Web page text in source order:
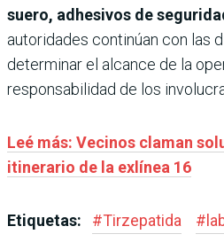
suero, adhesivos de
autoridades continúan con las
determinar el alcance de la
responsabilidad de los
Leé más: Vecinos claman
itinerario de la exlínea 16
Etiquetas: #Tirzepatida #